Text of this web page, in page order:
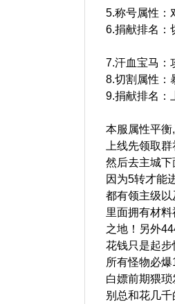
5.称号属性
6.捐献排名
7.汗血宝马
8.切割属性
9.捐献排名：
本服属性平
上线先领取
然后去主城
因为5转才能
都有领主级
里面拥有材
之地！另外
花钱只是起步
所有怪物必
白嫖前期猥
别总和花几